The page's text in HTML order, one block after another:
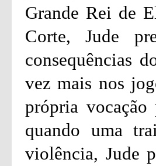
Grande Rei de
Corte, Jude
consequências
vez mais nos
própria vocação
quando uma
violência, Jude